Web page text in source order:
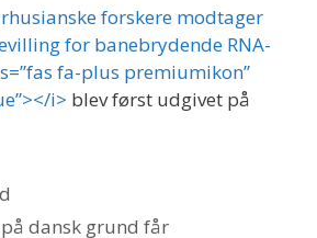
forskere modtager
for banebrydende RNA-
fa-plus premiumikon”
i> blev først udgivet på
dansk grund får